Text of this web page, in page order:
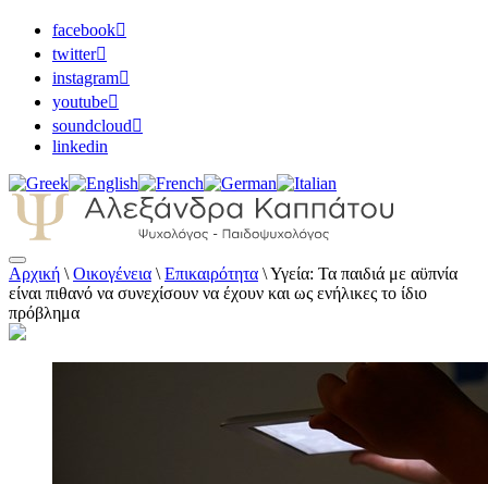
facebook
twitter
instagram
youtube
soundcloud
linkedin
Αλεξάνδρα Καππάτου Ψυχολόγος –
Παιδοψυχολόγος
Αρχική \ Οικογένεια \ Επικαιρότητα \Υγεία: Τα παιδιά με αϋπνία
είναι πιθανό να συνεχίσουν να έχουν και ως ενήλικες το ίδιο
πρόβλημα